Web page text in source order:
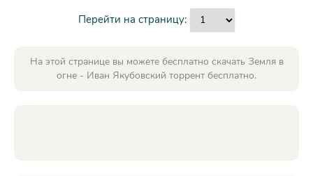
Перейти на страницу:
На этой странице вы можете бесплатно скачать Земля в
огне - Иван Якубовский торрент бесплатно.